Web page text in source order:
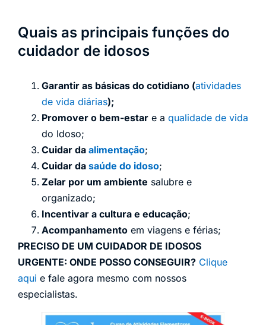
Quais as principais funções do
cuidador de idosos
Garantir as básicas do cotidiano (atividades
de vida diárias);
Promover o bem-estar e a qualidade de vida
do Idoso;
Cuidar da alimentação;
Cuidar da saúde do idoso;
Zelar por um ambiente salubre e
organizado;
Incentivar a cultura e educação;
Acompanhamento em viagens e férias;
PRECISO DE UM CUIDADOR DE IDOSOS
URGENTE: ONDE POSSO CONSEGUIR? Clique
aqui e fale agora mesmo com nossos
especialistas.